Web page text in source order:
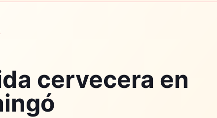
cervecera en